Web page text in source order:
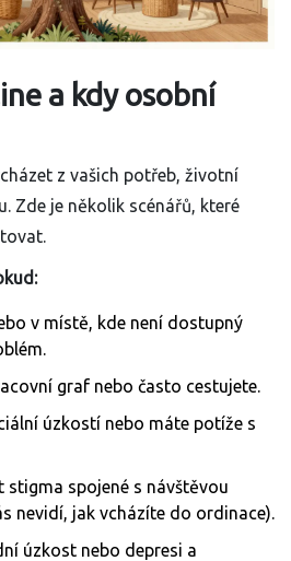
a kdy osobní
z vašich potřeb, životní
Zde je několik scénářů, které
v místě, kde není dostupný
graf nebo často cestujete.
úzkostí nebo máte potíže s
stigma spojené s návštěvou
nevidí, jak vcházíte do ordinace).
úzkost nebo depresi a